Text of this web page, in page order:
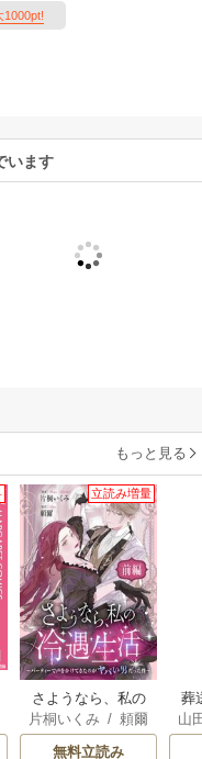
1000pt!
います
もっと見る
立読み増量
さようなら、私の
冷遇生活 ～パーテ
ィーで声をかけて
片桐いくみ / 頼爾
無料立読み
葬
山